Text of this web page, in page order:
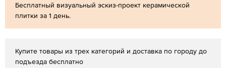
Бесплатный визуальный эскиз-проект керамической
плитки за 1 день.
Купите товары из трех категорий и доставка по городу до
подъезда бесплатно